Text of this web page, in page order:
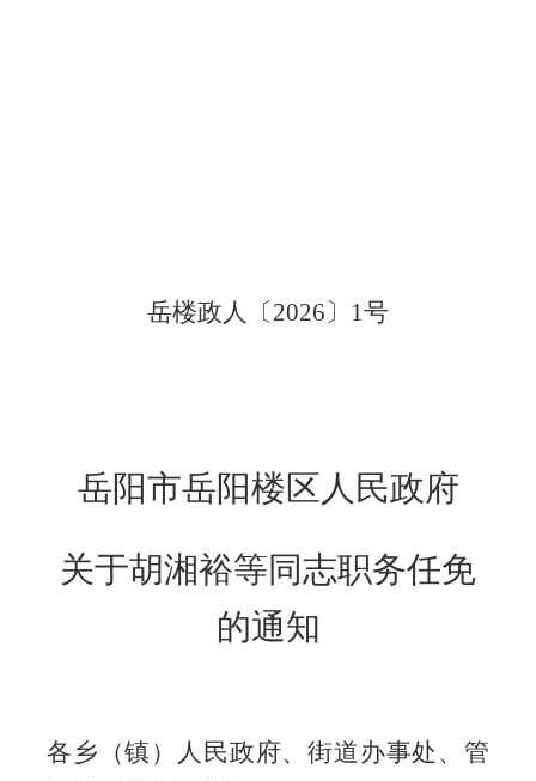
岳楼政人〔2026〕 1号
岳阳市岳阳楼区人民政府
关于胡湘裕等同志职务任免
的通知
各乡（镇）人民政府、街道办事处、管